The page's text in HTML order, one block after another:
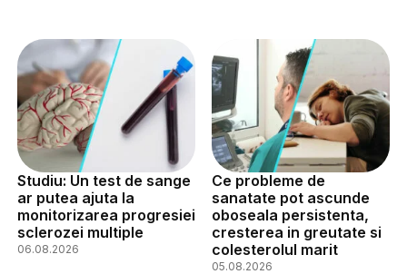
Studiu: Un test de sange
ar putea ajuta la
monitorizarea progresiei
sclerozei multiple
06.08.2026
Ce probleme de
sanatate pot ascunde
oboseala persistenta,
cresterea in greutate si
colesterolul marit
05.08.2026